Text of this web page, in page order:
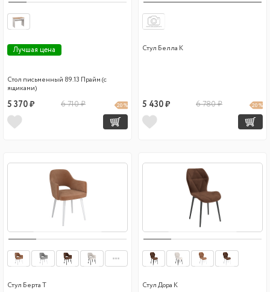
Лучшая цена
Стол письменный 89.13 Прайм (с
ящиками)
5 370 ₽ 6 710 ₽ 20 %
Стул Белла К
5 430 ₽ 6 780 ₽ 20 %
Стул Берта Т Стул Дора К